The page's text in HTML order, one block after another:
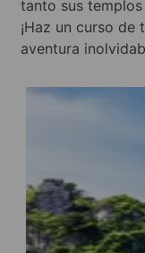
tanto sus
¡Haz un curso de
aventura